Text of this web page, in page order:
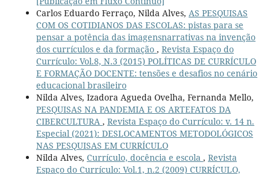
Carlos Eduardo Ferraço, Nilda Alves, AS PESQUISAS
COM OS COTIDIANOS DAS ESCOLAS: pistas para se
pensar a potência das imagensnarrativas na invenção
dos currículos e da formação , Revista Espaço do
Currículo: Vol.8, N.3 (2015) POLÍTICAS DE CURRÍCULO
E FORMAÇÃO DOCENTE: tensões e desafios no cenário
educacional brasileiro
Nilda Alves, Izadora Agueda Ovelha, Fernanda Mello,
PESQUISAS NA PANDEMIA E OS ARTEFATOS DA
CIBERCULTURA , Revista Espaço do Currículo: v. 14 n.
Especial (2021): DESLOCAMENTOS METODOLÓGICOS
NAS PESQUISAS EM CURRÍCULO
Nilda Alves, Currículo, docência e escola , Revista
Espaço do Currículo: Vol.1, n.2 (2009) CURRÍCULO,